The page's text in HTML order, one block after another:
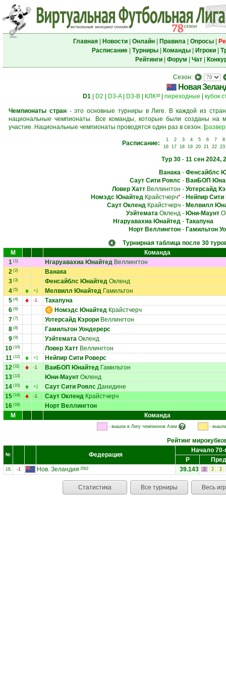
Главная| Новости| Онлайн| Правила| Опросы|
Расписание| Турниры| Команды| Игроки|
Рейтинги| Форум Чат|
Сезон:
Новая
D1 D2 D3-A| D3-B КЛК10| переходные кубок
Чемпионаты стран- это основные турниры в Лиге. В каждой из
национальные чемпионаты. Все команды, которые были созданы на
участие. Национальные чемпионаты проводятся один раз в сезон. [
Расписание: 1 2 3 4 5 6 7
8
16
17 18 19 20 21 22 23
Тур 30- 11 сен 2024,
Ванака- Фенсайблс
Саут Сити Роялс- ВаиБОП
Ловер ХаттВеллингтон - Уотерсайд
Номэдс ЮнайтедКрайстчерч*- Нейпир Сити
Саут ОклендКрайстчерч- Мелвилл
УэйтематаОкленд- Юни-Маунт
Нгаруавахиа Юнайтед- Такапуна
Норт Веллингтон- Гамильтон
Турнирная таблица после 30
М
Команда
1 (1) Нгаруавахиа Юнайтед Веллингтон
2 (2)
Ванака
3 (3) Фенсайблс Юнайтед Окленд
4 (5) +1 Мелвилл Юнайтед Гамильтон
5 (4) -1
Такапуна
6 (6) Номэдс Юнайтед Крайстчерч
7 (7) Уотерсайд Кэрори Веллингтон
8 (8)
Гамильтон Уондерерс
9 (9) Уэйтемата Окленд
10 (10) Ловер Хатт Веллингтон
11 (12) +1
Нейпир Сити Роверс
12 (11) -1 ВаиБОП Юнайтед Гамильтон
13 (13) Юни-Маунт Окленд
14 (15) +1 Саут Сити Роялс Данидине
15 (14) -1 Саут Окленд Крайстчерч
16 (16)
Норт Веллингтон
М
Команда
- вышла в Лигу чемпионов Азии - вышла
Рейтинг
№ Федерация
Начало 70-
Р
16. -1 Нов. Зеландия 2502 39.143 2 2 2
Статистика Все турниры Весь